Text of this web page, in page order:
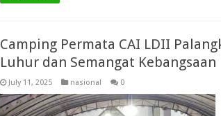
Camping Permata CAI LDII
Luhur dan Semangat Kebangsaan
July 11, 2025 nasional 0